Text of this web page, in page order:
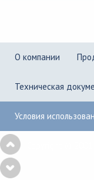
О компании
Техническая
Условия